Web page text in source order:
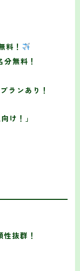
料！
分無料！
ランあり！
け！」
抜群！